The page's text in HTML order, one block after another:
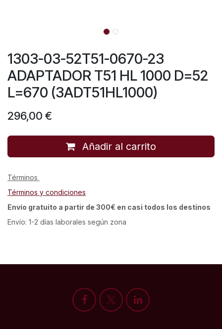
1303-03-52T51-0670-23
ADAPTADOR T51 HL 1000 D=52
L=670 (3ADT51HL1000)
296,00 €
Añadir al carrito
Términos
Términos y condiciones
Envío gratuito a partir de 300€ en casi todos los destinos
Envío: 1-2 días laborales según zona